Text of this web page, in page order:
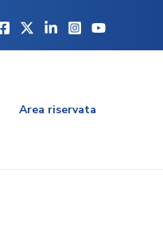
Area riservata